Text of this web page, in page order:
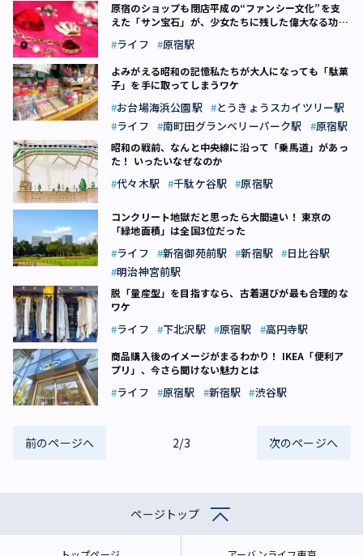
原宿のショップも閉店――平成の“ファンシー文化”を支
えた「サン宝石」が、少女たちに残した偉大なる功績
ライフ 原宿駅
よみがえる昭和の記憶――私たちが大人になっても「駄菓
子」を手に取ってしまうワケ
お台場海浜公園駅
とうきょうスカイツリー駅
ライフ
南町田グランベリーパーク駅 原宿駅
昭和の戦前、なんと中央線に沿って「乗馬道」があっ
た！ いったいなぜなのか
代々木駅 千駄ケ谷駅 原宿駅
コンクリート地獄だと思ったら大間違い！ 東京の
「緑地面積」は全国3位だった
ライフ 新宿御苑前駅 新宿駅
日比谷駅
明治神宮前駅
脱「量産型」を目指すなら、古着選びが最も合理的な
ワケ
ライフ 下北沢駅 原宿駅 高円寺駅
商品購入後のイメージがまるわかり！ IKEA「便利ア
プリ」、今さら聞けない魅力とは
ライフ 原宿駅 新宿駅 渋谷駅
前のページへ 2/3 次のページへ
ページトップ